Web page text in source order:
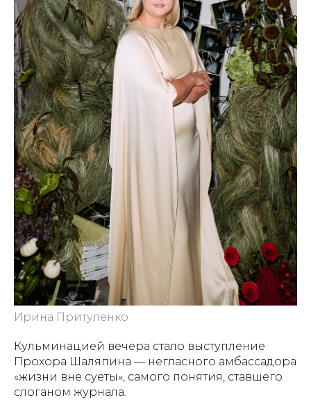
Ирина Притуленко
Кульминацией вечера стало выступление
Прохора Шаляпина — негласного амбассадора
«жизни вне суеты», самого понятия, ставшего
слоганом журнала.